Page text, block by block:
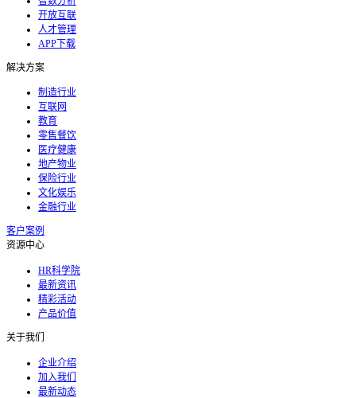
开放互联
人才管理
APP下载
解决方案
制造行业
互联网
教育
零售餐饮
医疗健康
地产物业
保险行业
文化娱乐
金融行业
客户案例
资源中心
HR科学院
最新资讯
精彩活动
产品价值
关于我们
企业介绍
加入我们
最新动态